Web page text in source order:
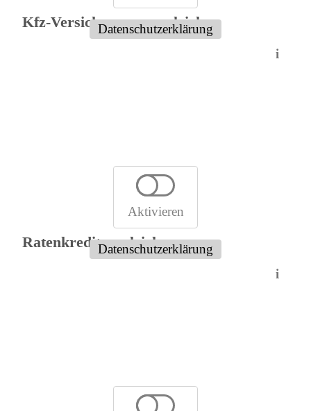
Datenschutzerklärung
Kfz-Versicherungsvergleich:
i
Aktivieren
Datenschutzerklärung
Ratenkreditvergleich:
i